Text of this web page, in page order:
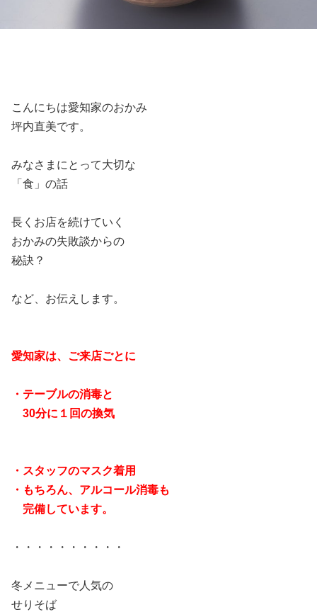
こんにちは愛知家のおかみ
坪内直美です。
みなさまにとって大切な
「食」の話
長くお店を続けていく
おかみの失敗談からの
秘訣？
など、お伝えします。
愛知家は、ご来店ごとに
・テーブルの消毒と
30分に１回の換気
・スタッフのマスク着用
・もちろん、アルコール消毒も
完備しています。
・・・・・・・・・・
冬メニューで人気の
せりそば